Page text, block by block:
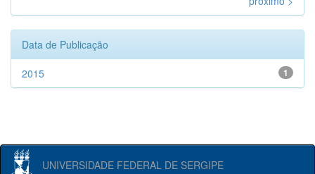
Data de Publicação
1
2015
UNIVERSIDADE FEDERAL DE SERGIPE